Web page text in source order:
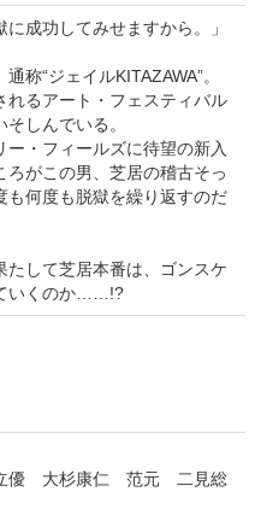
に成功してみせますから。」
称“ジェイルKITAZAWA”。
れるアート・フェスティバル
しんでいる。
・フィールズに待望の新入
がこの男、芝居の稽古そっ
も何度も脱獄を繰り返すのだ
して芝居本番は、ゴンスケ
いくのか……!?
大杉康仁 范元 二見総